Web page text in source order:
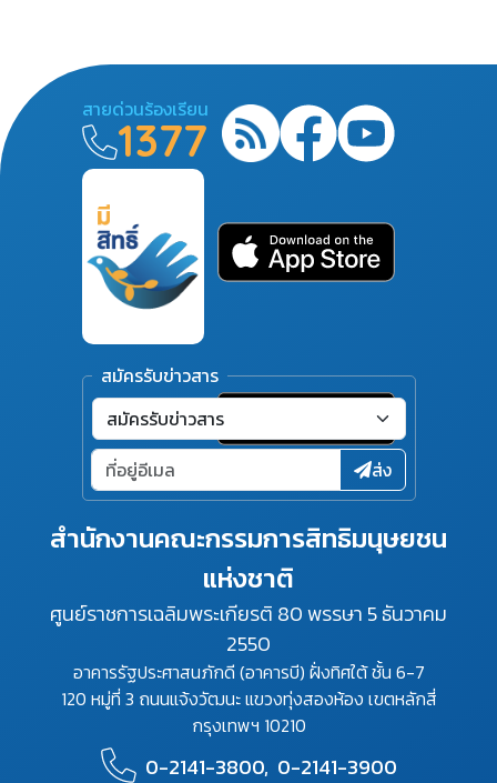
สำนักงานคณะกรรมการสิทธิมนุษยชน
แห่งชาติ
ศูนย์ราชการเฉลิมพระเกียรติ 80 พรรษา 5 ธันวาคม
2550
อาคารรัฐประศาสนภักดี (อาคารบี) ฝั่งทิศใต้ ชั้น 6-7
120 หมู่ที่ 3 ถนนแจ้งวัฒนะ แขวงทุ่งสองห้อง เขตหลักสี่
กรุงเทพฯ 10210
0-2141-3800, 0-2141-3900
สายด่วนร้องเรียน
1377
สมัครรับข่าวสาร
ส่ง